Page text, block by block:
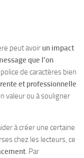
peut avoir un impact
que l’on
de caractères bien
et professionnelle
valeur ou à souligner
àcréer une certaine
chez les lecteurs, ce
. Par